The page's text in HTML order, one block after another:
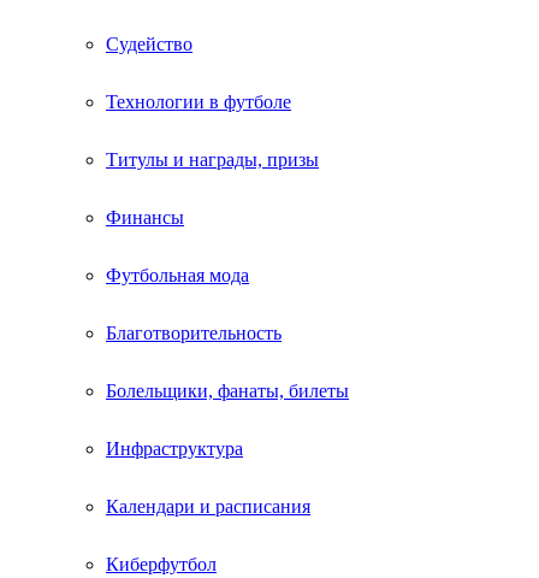
Судейство
Технологии в футболе
Титулы и награды, призы
Финансы
Футбольная мода
Благотворительность
Болельщики, фанаты, билеты
Инфраструктура
Календари и расписания
Киберфутбол